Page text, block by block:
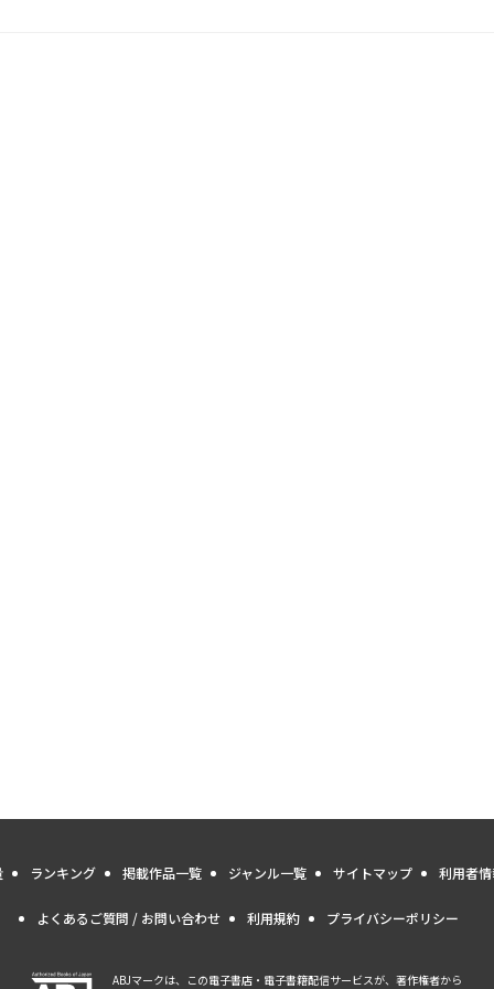
ランキング 掲載作品一覧 ジャンル一覧 サイトマップ 利用者
よくあるご質問 / お問い合わせ 利用規約 プライバシーポリシー
ABJマークは、この電子書店・電子書籍配信サービスが、著作権者から